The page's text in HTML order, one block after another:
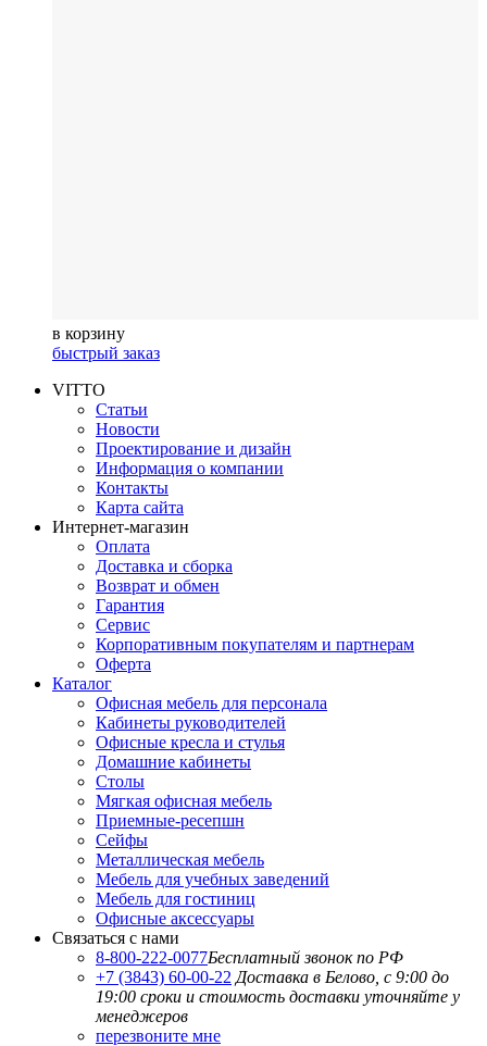
в корзину
быстрый заказ
VITTO
Статьи
Новости
Проектирование и дизайн
Информация о компании
Контакты
Карта сайта
Интернет-магазин
Оплата
Доставка и сборка
Возврат и обмен
Гарантия
Сервис
Корпоративным покупателям и партнерам
Оферта
Каталог
Офисная мебель для персонала
Кабинеты руководителей
Офисные кресла и стулья
Домашние кабинеты
Столы
Мягкая офисная мебель
Приемные-ресепшн
Сейфы
Металлическая мебель
Мебель для учебных заведений
Мебель для гостиниц
Офисные аксессуары
Связаться с нами
8-800-222-0077Бесплатный звонок по РФ
+7 (3843) 60-00-22 Доставка в Белово, с 9:00 до
19:00 сроки и стоимость доставки уточняйте у
менеджеров
перезвоните мне